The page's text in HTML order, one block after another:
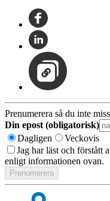
Prenumerera så du inte
Din epost (obligatorisk)
Dagligen
Veckovis
Jag har läst och förstått
enligt informationen ovan.